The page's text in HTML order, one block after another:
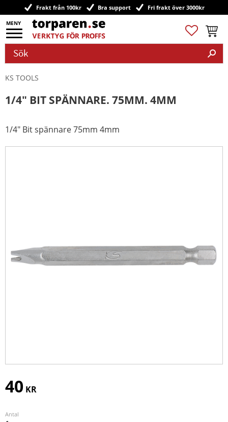
Meny
Frakt från 100kr Bra support Fri frakt över 3000kr
Favoriter
KS TOOLS
1/4" BIT SPÄNNARE. 75MM. 4MM
1/4" Bit spännare 75mm 4mm
40 KR
Antal